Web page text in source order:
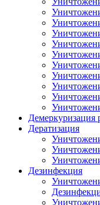
Демеркуризация
Дератизация
Дезинфекция